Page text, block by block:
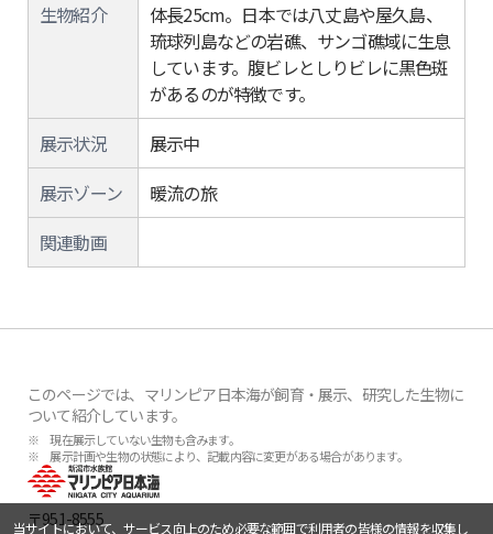
生物紹介
体長25cm。日本では八丈島や屋久島、
琉球列島などの岩礁、サンゴ礁域に生息
しています。腹ビレとしりビレに黒色斑
があるのが特徴です。
展示状況
展示中
展示ゾーン
暖流の旅
関連動画
このページでは、マリンピア日本海が飼育・展示、研究した生物に
ついて紹介しています。
※ 現在展示していない生物も含みます。
※ 展示計画や生物の状態により、記載内容に変更がある場合があります。
〒951-8555
当サイトにおいて、サービス向上のため必要な範囲で利用者の皆様の情報を収集し